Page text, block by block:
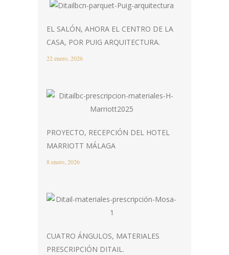
EL SALÓN, AHORA EL CENTRO DE LA
CASA, POR PUIG ARQUITECTURA.
22 enero, 2026
PROYECTO, RECEPCIÓN DEL HOTEL
MARRIOTT MÁLAGA
8 enero, 2026
CUATRO ÁNGULOS, MATERIALES
PRESCRIPCIÓN DITAIL.